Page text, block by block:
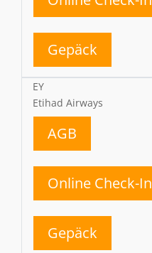
Gepäck
EY
Etihad Airways
AGB
Online Check-In
Gepäck